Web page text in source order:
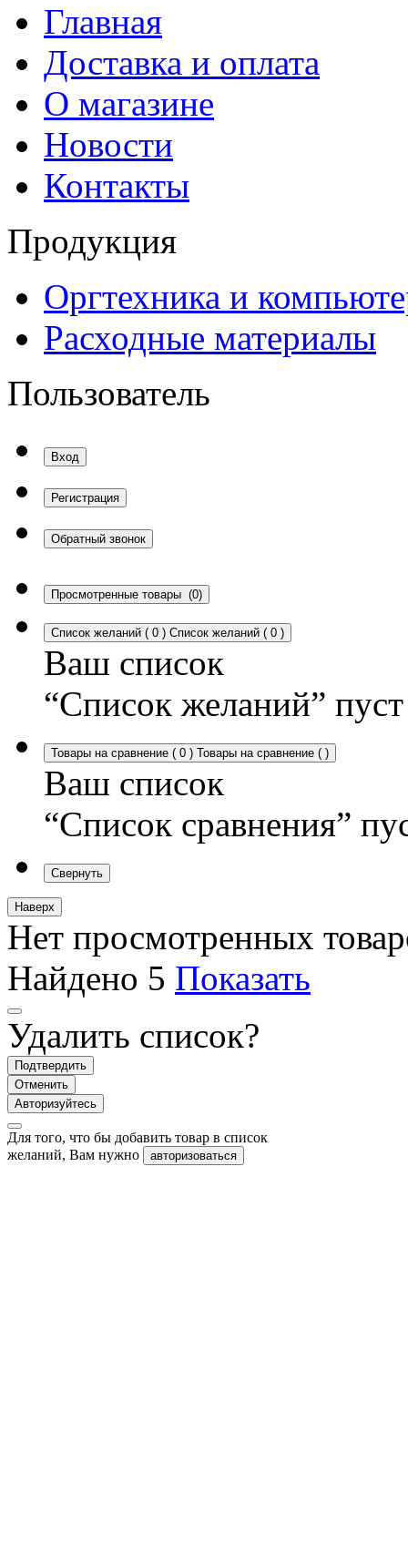
Главная
Доставка и оплата
О магазине
Новости
Контакты
Продукция
Оргтехника и
Расходные материалы
Пользователь
Вход
Регистрация
Обратный звонок
Просмотренные товары (0)
Список желаний ( 0 ) Список желаний ( 0 )
Ваш список
“Список желаний” пуст
Товары на сравнение ( 0 ) Товары на сравнение ( )
Ваш список
“Список сравнения”
Свернуть
Наверх
Нет просмотренных
Найдено 5 Показать
Удалить список?
Подтвердить
Отменить
Авторизуйтесь
Для того, что бы добавить товар в список
желаний, Вам нужно
авторизоваться